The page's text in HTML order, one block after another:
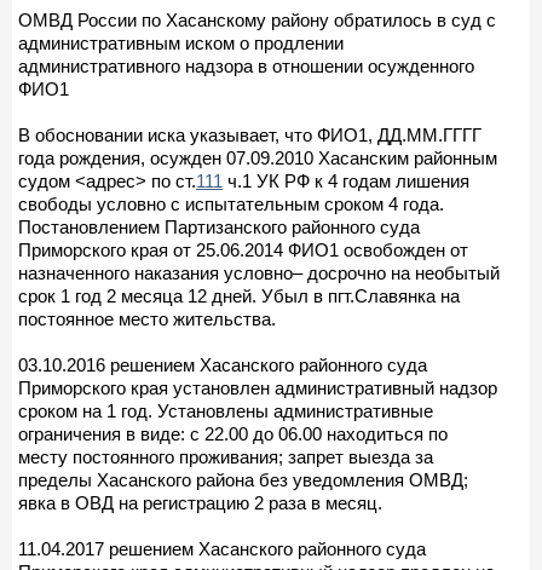
ОМВД России по Хасанскому району обратилось в суд с
административным иском о продлении
административного надзора в отношении осужденного
ФИО1
В обосновании иска указывает, что ФИО1, ДД.ММ.ГГГГ
года рождения, осужден 07.09.2010 Хасанским районным
судом <адрес> по ст.111 ч.1 УК РФ к 4 годам лишения
свободы условно с испытательным сроком 4 года.
Постановлением Партизанского районного суда
Приморского края от 25.06.2014 ФИО1 освобожден от
назначенного наказания условно– досрочно на необытый
срок 1 год 2 месяца 12 дней. Убыл в пгт.Славянка на
постоянное место жительства.
03.10.2016 решением Хасанского районного суда
Приморского края установлен административный надзор
сроком на 1 год. Установлены административные
ограничения в виде: с 22.00 до 06.00 находиться по
месту постоянного проживания; запрет выезда за
пределы Хасанского района без уведомления ОМВД;
явка в ОВД на регистрацию 2 раза в месяц.
11.04.2017 решением Хасанского районного суда